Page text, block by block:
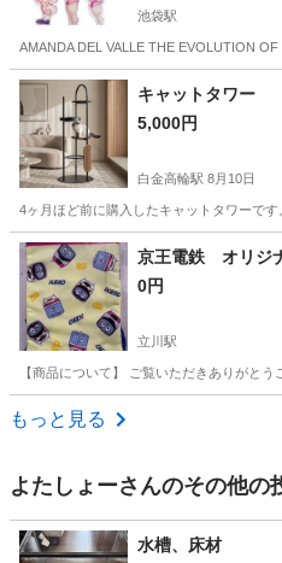
池袋駅
AMANDA DEL VALLE THE EVOLUTION
東京 豊島区
キャットタワー
5,000円
白金高輪駅 8月10日
4ヶ月ほど前に購入したキャットタワーで
東京 港区 白金高輪駅 その他
京王電鉄 オリジ
0円
立川駅
【商品について】 ご覧いただきありがと
東京 立川市
もっと見る
よたしょーさんのその他の
水槽、床材